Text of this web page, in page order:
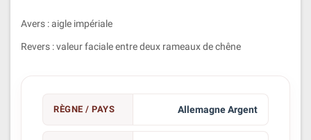
Avers : aigle impériale
Revers : valeur faciale entre deux rameaux de chêne
RÈGNE / PAYS Allemagne Argent